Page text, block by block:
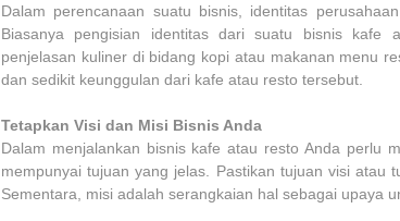
Dalam perencanaan suatu bisnis, identitas
Biasanya pengisian identitas dari suatu bisnis kafe
penjelasan kuliner di bidang kopi atau makanan menu
dan sedikit keunggulan dari kafe atau resto tersebut.
Tetapkan Visi dan Misi Bisnis Anda
Dalam menjalankan bisnis kafe atau resto Anda perlu
mempunyai tujuan yang jelas. Pastikan tujuan visi atau
Sementara, misi adalah serangkaian hal sebagai upaya